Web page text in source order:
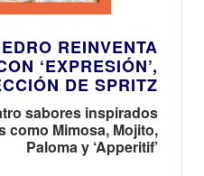
REINVENTA
‘EXPRESIÓN’,
DE SPRITZ
sabores inspirados
como Mimosa, Mojito,
Paloma y ‘Apperitif’